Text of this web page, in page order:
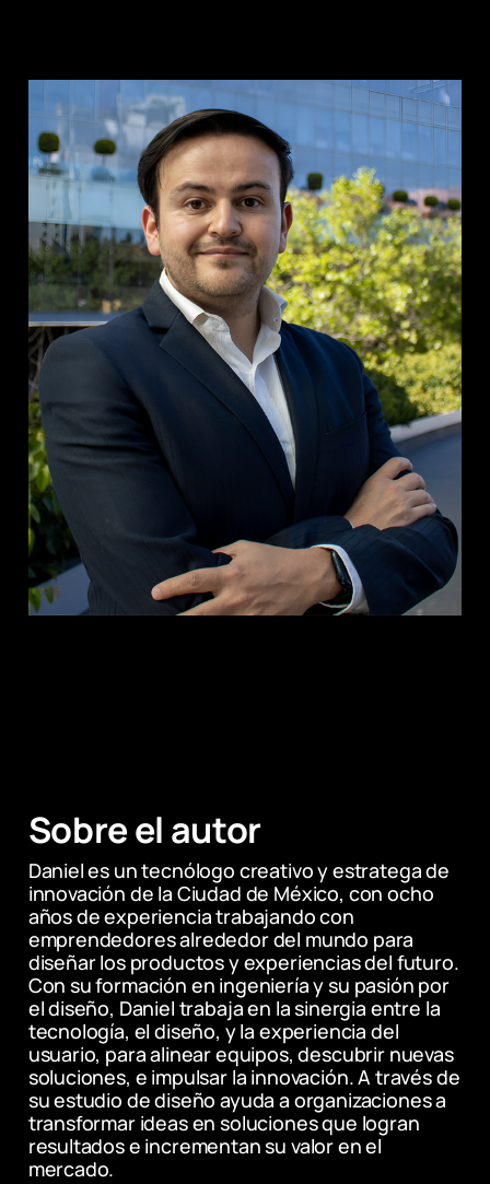
Sobre el autor
Daniel es un tecnólogo creativo y estratega de
innovación de la Ciudad de México, con ocho
años de experiencia trabajando con
emprendedores alrededor del mundo para
diseñar los productos y experiencias del futuro.
Con su formación en ingeniería y su pasión por
el diseño, Daniel trabaja en la sinergia entre la
tecnología, el diseño, y la experiencia del
usuario, para alinear equipos, descubrir nuevas
soluciones, e impulsar la innovación. A través de
su estudio de diseño ayuda a organizaciones a
transformar ideas en soluciones que logran
resultados e incrementan su valor en el
mercado.